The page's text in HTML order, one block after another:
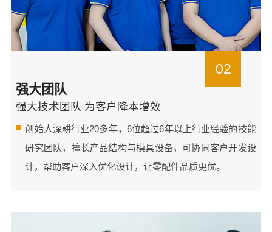
02
强大团队
强大技术团队 为客户降本增效
创始人深耕行业20多年，6位超过6年以上行业经验的技能
研究团队，擅长产品结构与模具设备，可协同客户开发设
计，帮助客户深入优化设计，让零配件品质更优。